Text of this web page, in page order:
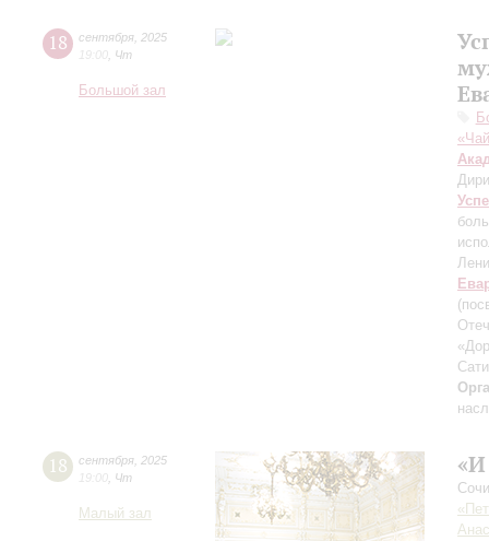
18 сентября 2025
19:00 Чт
Большой зал
18 сентября 2025
19:00 Чт
Малый зал
«И